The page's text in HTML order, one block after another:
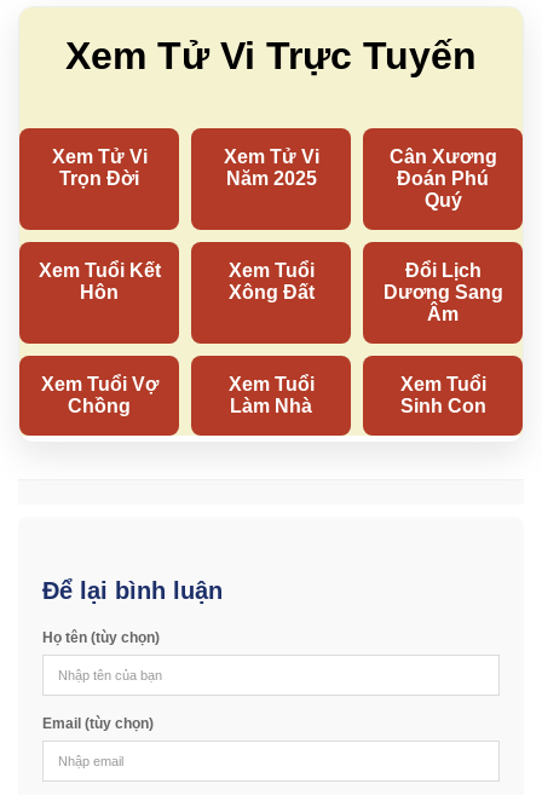
Để lại bình luận
Họ tên (tùy chọn)
Email (tùy chọn)